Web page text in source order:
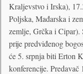
Kraljevstvo i Irska),
Poljska, Mađarska i
zemlje, Grčka i Cipar).
prije predviđenog
će 5. srpnja biti Erton
konferencije. Predavač